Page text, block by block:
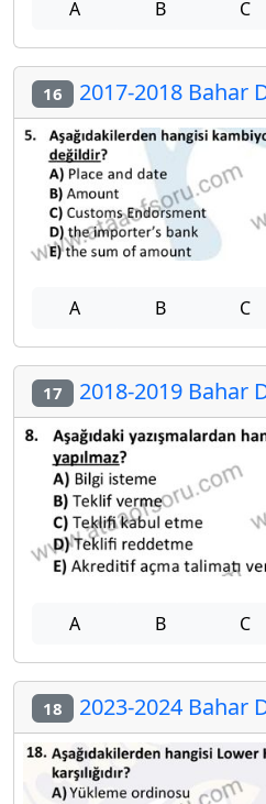
A B C
16 2017-2018 Bahar
A B C
17 2018-2019 Bahar
A B C
18 2023-2024 Bahar